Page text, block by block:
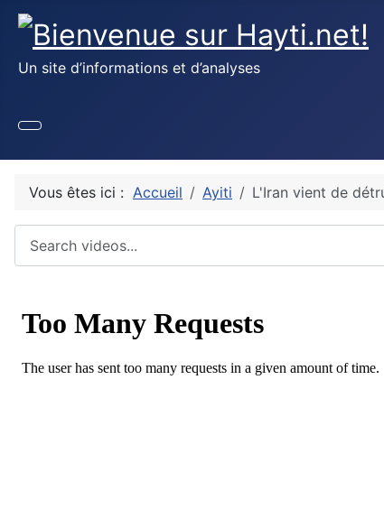
Un site d’informations et d’analyses
Vous êtes ici : Accueil Ayiti L'Iran vient de